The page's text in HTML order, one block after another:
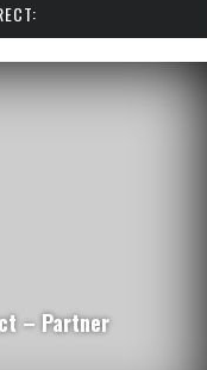
– Partner